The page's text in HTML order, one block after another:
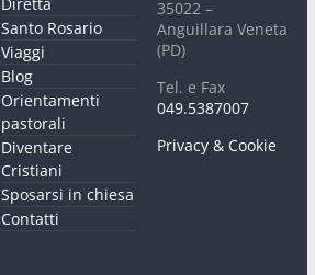
Diretta
Santo Rosario
Viaggi
Blog
Orientamenti
pastorali
Diventare
Cristiani
Sposarsi in chiesa
Contatti
35022 –
Anguillara Veneta
(PD)
Tel. e Fax
049.5387007
Privacy & Cookie